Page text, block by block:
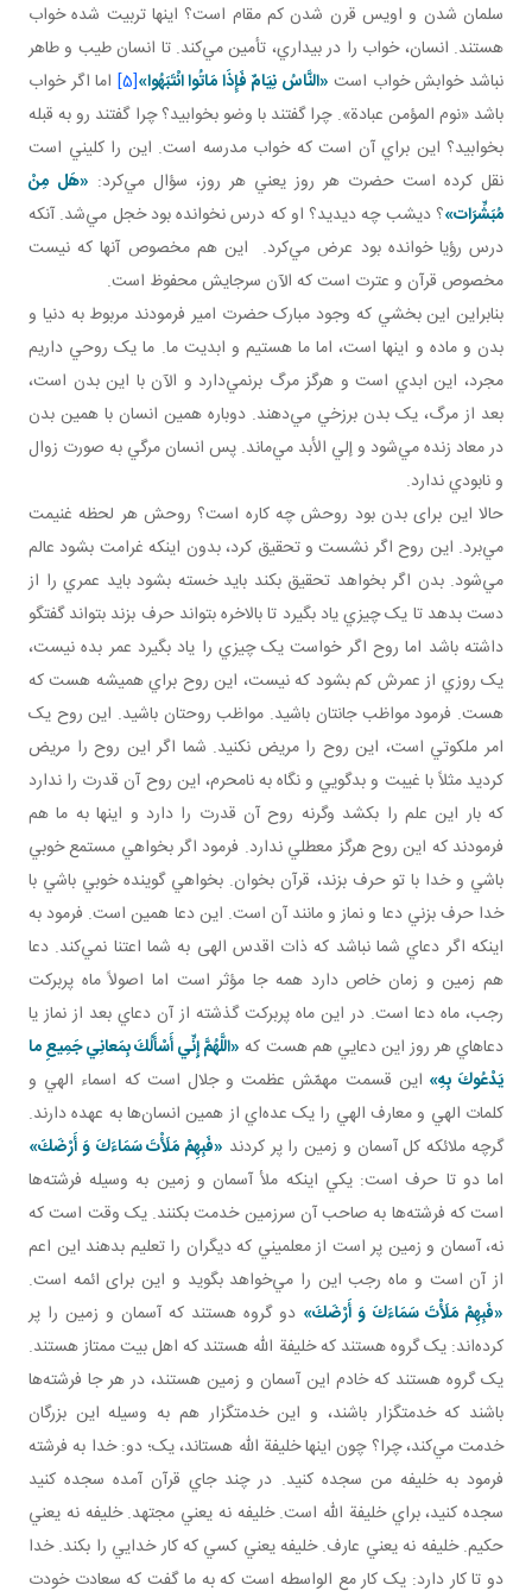
سلمان شدن و اويس قرن شدن کم مقام است؟ اينها تربيت شده خواب
هستند. انسان، خواب را در بيداري، تأمين مي‌کند. تا انسان طيب و طاهر
نباشد خوابش خواب است «النَّاسُ نِيَامٌ فَإِذَا مَاتُوا انْتَبَهُوا»[5]
اما اگر خواب
باشد «نوم المؤمن عبادة». چرا گفتند با وضو بخوابيد؟ چرا گفتند رو به قبله
بخوابيد؟ اين براي آن است که خواب مدرسه است. اين را کليني است
نقل کرده است حضرت هر روز يعني هر روز، سؤال مي‌کرد: «هَل مِنْ
مُبَشِّرَات»؟ ديشب چه ديديد؟ او که درس نخوانده بود خجل مي‌شد. آنکه
درس رؤيا خوانده بود عرض مي‌کرد. اين هم مخصوص آنها که نيست
مخصوص قرآن و عترت است که الآن سرجايش محفوظ است.
بنابراين اين بخشي که وجود مبارک حضرت امير فرمودند مربوط به دنيا و
بدن و ماده و اينها است، اما ما هستيم و ابديت ما. ما يک روحي داريم
مجرد، اين ابدي است و هرگز مرگ برنمي‌دارد و الآن با اين بدن است،
بعد از مرگ، يک بدن برزخي مي‌دهند. دوباره همين انسان با همين بدن
در معاد زنده مي‌شود و إلي الأبد مي‌ماند. پس انسان مرگي به صورت زوال
و نابودي ندارد.
حالا اين برای بدن بود روحش چه کاره است؟ روحش هر لحظه غنيمت
مي‌برد. اين روح اگر نشست و تحقيق کرد، بدون اينکه غرامت بشود عالم
مي‌شود. بدن اگر بخواهد تحقيق بکند بايد خسته بشود بايد عمري را از
دست بدهد تا يک چيزي ياد بگيرد تا بالاخره بتواند حرف بزند بتواند گفتگو
داشته باشد اما روح اگر خواست يک چيزي را ياد بگيرد عمر بده نيست،
يک روزي از عمرش کم بشود که نيست، اين روح براي هميشه هست که
هست. فرمود مواظب جانتان باشيد. مواظب روحتان باشيد. اين روح يک
امر ملکوتي است، اين روح را مريض نکنيد. شما اگر اين روح را مريض
کرديد مثلاً با غيبت و بدگويي و نگاه به نامحرم، اين روح آن قدرت را ندارد
که بار اين علم را بکشد وگرنه روح آن قدرت را دارد و اينها به ما هم
فرمودند که اين روح هرگز معطلي ندارد. فرمود اگر بخواهي مستمع خوبي
باشي و خدا با تو حرف بزند، قرآن بخوان. بخواهي گوينده خوبي باشي با
خدا حرف بزني دعا و نماز و مانند آن است. اين دعا همين است. فرمود به
اينکه اگر دعاي شما نباشد که ذات اقدس الهی به شما اعتنا نمي‌کند. دعا
هم زمين و زمان خاص دارد همه جا مؤثر است اما اصولاً ماه پربرکت
رجب، ماه دعا است. در اين ماه پربرکت گذشته از آن دعاي بعد از نماز يا
دعاهاي هر روز اين دعايي هم هست که «اللَّهُمَّ إِنِّي أَسْأَلُكَ بِمَعانِي جَمِيعِ ما
يَدْعُوكَ بِهِ» اين قسمت مهمّش عظمت و جلال است که اسماء الهي و
کلمات الهي و معارف الهي را يک عده‌اي از همين انسان‌ها به عهده دارند.
گرچه ملائکه کل آسمان و زمين را پر کردند «فَبِهِمْ مَلَأْتَ سَمَاءَكَ وَ أَرْضَكَ»
اما دو تا حرف است: يکي اينکه ملأ آسمان و زمين به وسيله فرشته‌ها
است که فرشته‌ها به صاحب آن سرزمين خدمت بکنند. يک وقت است که
نه، آسمان و زمين پر است از معلميني که ديگران را تعليم بدهند اين اعم
از آن است و ماه رجب اين را مي‌خواهد بگويد و اين برای ائمه است.
«فَبِهِمْ مَلَأْتَ سَمَاءَكَ وَ أَرْضَكَ» دو گروه هستند که آسمان و زمين را پر
کرده‌اند: يک گروه هستند که خليفة الله‌ هستند که اهل بيت ممتاز هستند.
يک گروه هستند که خادم اين آسمان و زمين‌ هستند، در هر جا فرشته‌ها
باشند که خدمتگزار باشند، و اين خدمتگزار هم به وسيله اين بزرگان
خدمت مي‌کند، چرا؟ چون اينها خليفة الله هستاند، يک؛ دو: خدا به فرشته
فرمود به خليفه من سجده کنيد. در چند جاي قرآن آمده سجده کنيد
سجده کنيد، براي خليفة الله است. خليفه نه يعني مجتهد. خليفه نه يعني
حکيم. خليفه نه يعني عارف. خليفه يعني کسي که کار خدايي را بکند. خدا
دو تا کار دارد: يک کار مع الواسطه است که به ما گفت که سعادت خودت